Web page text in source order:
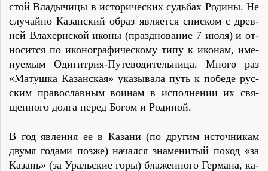
стой Вла­ды­чи­цы в ис­то­ри­че­ских судь­бах Ро­ди­ны. Не
слу­чай­но Ка­зан­ский об­раз яв­ля­ет­ся спис­ком с древ­
ней Влахерн­ской ико­ны (празд­но­ва­ние 7 июля) и от­
но­сит­ся по ико­но­гра­фи­че­ско­му ти­пу к ико­нам, име­
ну­е­мым Оди­гит­рия-Пу­те­во­ди­тель­ни­ца. Мно­го раз
«Ма­туш­ка Ка­зан­ская» ука­зы­ва­ла путь к по­бе­де рус­
ским пра­во­слав­ным во­и­нам в ис­пол­не­нии их свя­
щен­но­го дол­га пе­ред Бо­гом и Ро­ди­ной.
В год яв­ле­ния ее в Ка­за­ни (по дру­гим ис­точ­ни­кам
дву­мя го­да­ми поз­же) на­чал­ся зна­ме­ни­тый по­ход «за
Ка­зань» (за Ураль­ские го­ры) бла­жен­но­го Гер­ма­на, ка­